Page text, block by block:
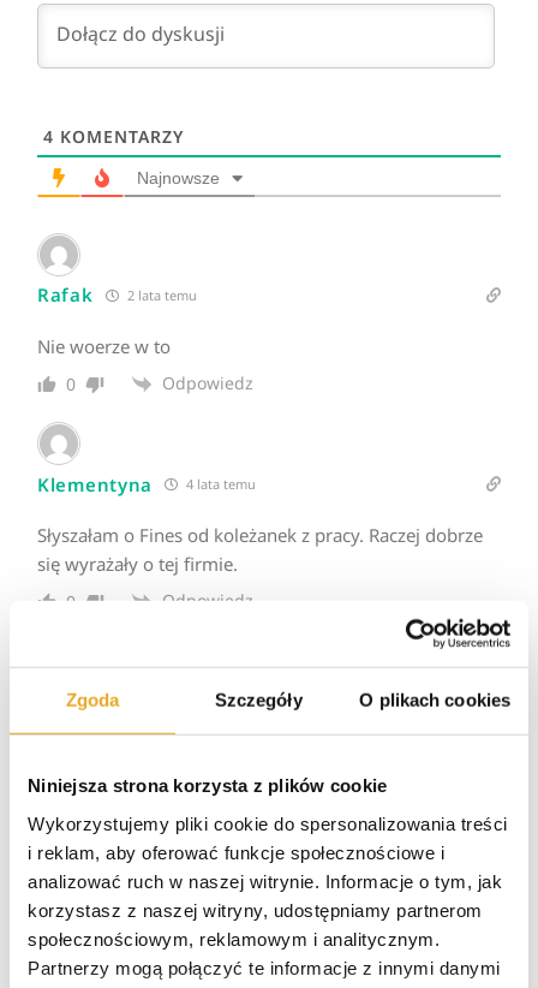
Zgoda Szczegóły O plikach cookies
Niniejsza strona korzysta z plików cookie
Wykorzystujemy pliki cookie do spersonalizowania treści
i reklam, aby oferować funkcje społecznościowe i
analizować ruch w naszej witrynie. Informacje o tym, jak
korzystasz z naszej witryny, udostępniamy partnerom
społecznościowym, reklamowym i analitycznym.
Partnerzy mogą połączyć te informacje z innymi danymi
4 KOMENTARZY
Najnowsze
Rafak 2 lata temu
Nie woerze w to
0 Odpowiedz
Klementyna 4 lata temu
Słyszałam o Fines od koleżanek z pracy. Raczej dobrze
się wyrażały o tej firmie.
0 Odpowiedz
Darek
zaoferowania
0 Odpowiedz
Tobiasz 5 lata temu
Przeciętna i niczym się nie wyróżniająca firma